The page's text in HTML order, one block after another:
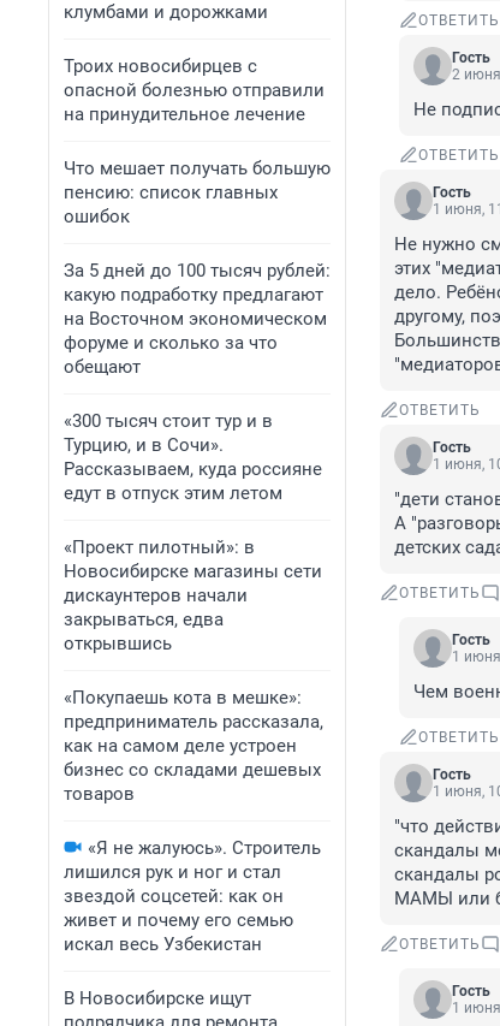
клумбами и дорожками
Троих новосибирцев с
опасной болезнью отправили
на принудительное лечение
Что мешает получать большую
пенсию: список главных
ошибок
За 5 дней до 100 тысяч рублей:
какую подработку предлагают
на Восточном экономическом
форуме и сколько за что
обещают
«300 тысяч стоит тур и в
Турцию, и в Сочи».
Рассказываем, куда россияне
едут в отпуск этим летом
«Проект пилотный»: в
Новосибирске магазины сети
дискаунтеров начали
закрываться, едва
открывшись
«Покупаешь кота в мешке»:
предприниматель рассказала,
как на самом деле устроен
бизнес со складами дешевых
товаров
«Я не жалуюсь». Строитель
лишился рук и ног и стал
звездой соцсетей: как он
живет и почему его семью
искал весь Узбекистан
В Новосибирске ищут
ОТВЕТИТЬ
Гость
2
Не
ОТВЕТИТЬ
Гость
1 июня,
Не нужно
этих
дело.
другому,
ОТВЕТИТЬ
Гость
1 июня,
"дети
А
детских
ОТВЕТИТЬ
Гость
1
Чем
ОТВЕТИТЬ
Гость
1 июня,
"что
скандалы
скандалы
МАМЫ или
ОТВЕТИТЬ
Гость
1